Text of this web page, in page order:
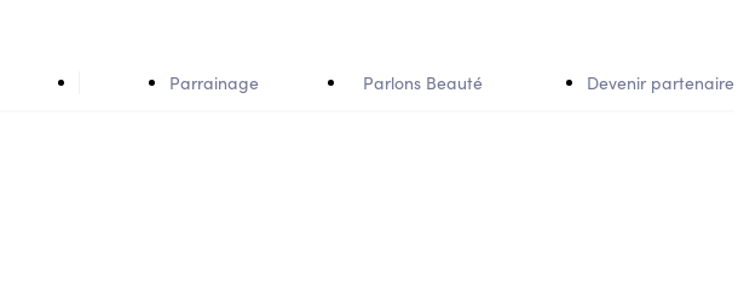
Parrainage Parlons Beauté Devenir partenaire